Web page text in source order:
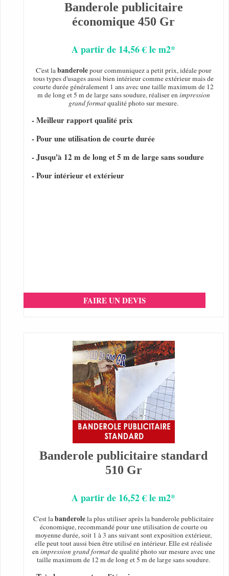
Banderole publicitaire
économique 450 Gr
A partir de 14,56 € le m2*
C'est labanderolepour communiquez a petit prix, idéale pour
tous types d'usages aussi bien intérieur comme extérieur mais de
courte durée généralement 1 ans avec une taille maximum de 12
m de long et 5 m de large sans soudure, réaliser enimpression
grand formatqualité photo sur mesure.
- Meilleur rapport qualité prix
- Pour une utilisation de courte durée
- Jusqu'à 12 m de long et 5 m de large sans soudure
- Pour intérieur et extérieur
FAIRE UN DEVIS
Banderole publicitaire standard
510 Gr
A partir de 16,52 € le m2*
C'est labanderolela plus utiliser après la banderole publicitaire
économique, recommandé pour une utilisation de courte ou
moyenne durée, soit 1 à 3 ans suivant sont exposition extérieur,
elle peut tout aussi bien être utilisé en intérieur. Elle est réalisée
enimpression grand formatde qualité photo sur mesure avec une
taille maximum de 12 m de long et 5 m de large sans soudure.